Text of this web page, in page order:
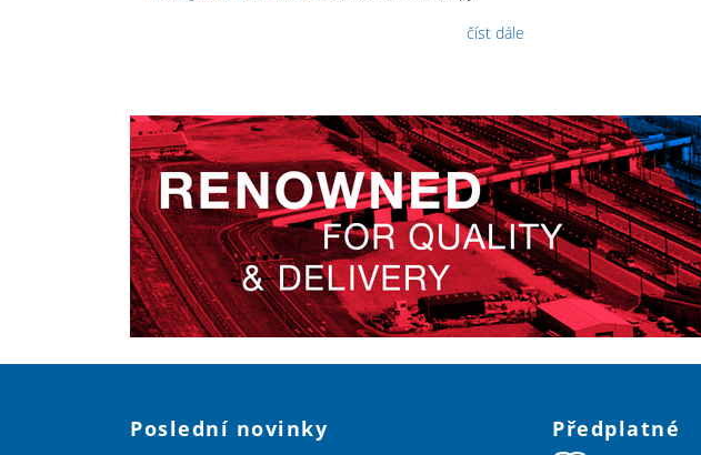
číst dále
Poslední novinky Předplatné